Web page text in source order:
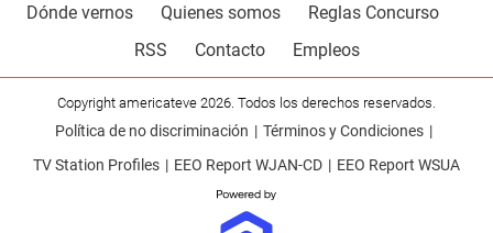
Dónde vernos Quienes somos
Reglas Concurso
RSS
Contacto Empleos
Copyright americateve 2026. Todos los derechos reservados.
Política de no discriminación
Términos y Condiciones
TV Station Profiles
EEO Report WJAN-CD EEO Report WSUA